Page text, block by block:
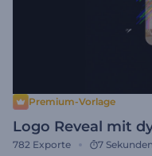
Premium-Vorlage
Logo Reveal mit
782 Exporte 7 Sekunden